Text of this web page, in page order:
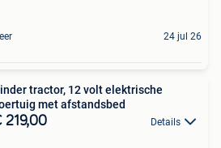
24 jul 26
tractor, 12 volt elektrische
met afstandsbed
219,00 Details